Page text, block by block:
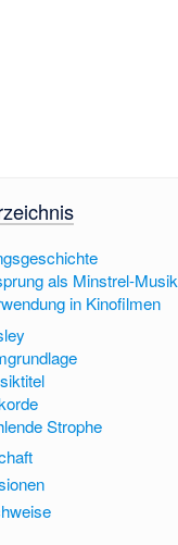
als Minstrel-Musik
in Kinofilmen
Strophe